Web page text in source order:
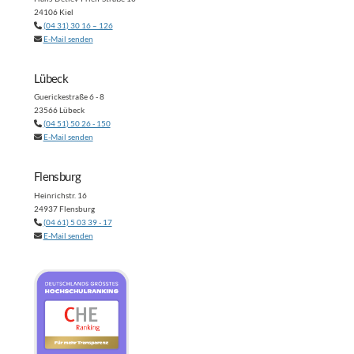
24106 Kiel
(04 31) 30 16 – 126
E-Mail senden
Lübeck
Guerickestraße 6 - 8
23566 Lübeck
(04 51) 50 26 - 150
E-Mail senden
Flensburg
Heinrichstr. 16
24937 Flensburg
(04 61) 5 03 39 - 17
E-Mail senden